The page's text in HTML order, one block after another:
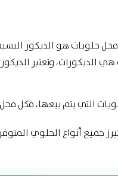
حلويات هو الديكور
وتعتبر
التي يتم بيعها، فكل
جميع أنواع الحلوي